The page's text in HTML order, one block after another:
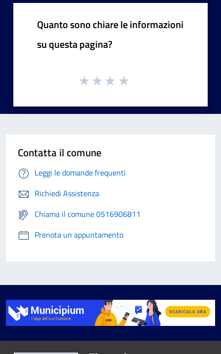
Quanto sono chiare le informazioni
su questa pagina?
Contatta il comune
Leggi le domande frequenti
Richiedi Assistenza
Chiama il comune 0516906811
Prenota un appuntamento